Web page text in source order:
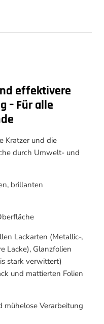
effektivere
– Für alle
Kratzer und die
durch Umwelt- und
brillanten
Lackarten (Metallic-,
Lacke), Glanzfolien
stark verwittert)
und mattierten Folien
mühelose Verarbeitung